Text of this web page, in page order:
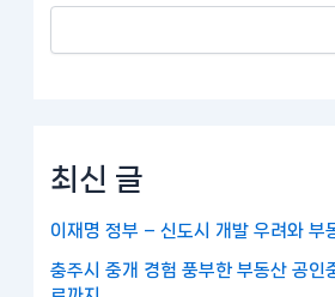
최신 글
이재명 정부 – 신도시 개발 우려와 부
충주시 중개 경험 풍부한 부동산 공인